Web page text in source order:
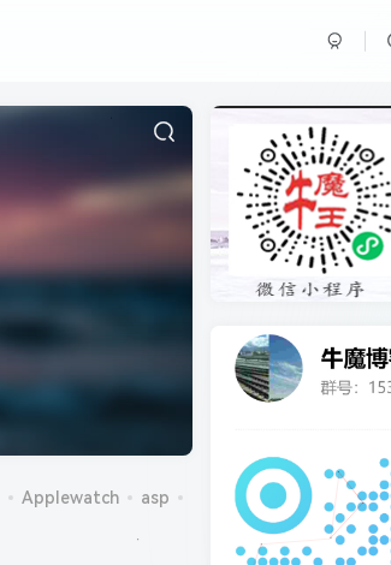
Applewatch asp CentOS7 CorePress